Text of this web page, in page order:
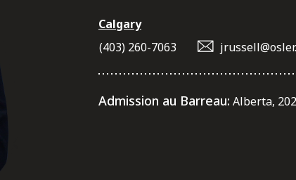
Calgary
(403) 260-7063
Admission au Barreau: Alberta,